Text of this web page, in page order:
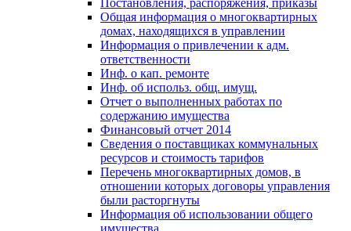
Общая информация о многоквартирных
домах, находящихся в управлении
Информация о привлечении к адм.
ответственности
Инф. о кап. ремонте
Инф. об использ. общ. имущ.
Отчет о выполненных работах по
содержанию имущества
Финансовый отчет 2014
Сведения о поставщиках коммунальных
ресурсов и стоимость тарифов
Перечень многоквартирных домов, в
отношении которых договоры управления
были расторгнуты
Информация об использовании общего
имущества